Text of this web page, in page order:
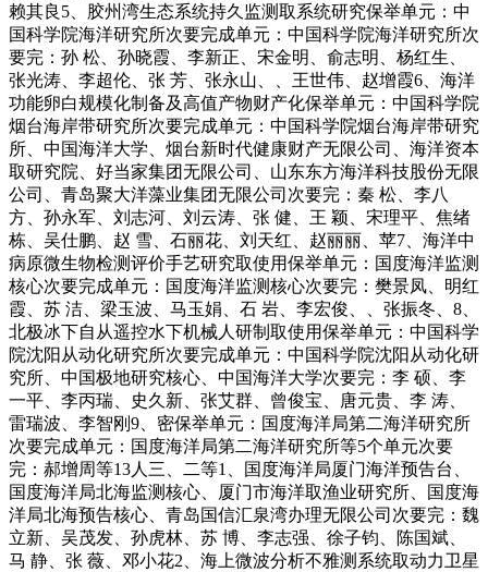
赖其良5、胶州湾生态系统持久监测取系统研究保举单元：中
国科学院海洋研究所次要完成单元：中国科学院海洋研究所次
要完：孙 松、孙晓霞、李新正、宋金明、俞志明、杨红生、
张光涛、李超伦、张 芳、张永山、、王世伟、赵增霞6、海洋
功能卵白规模化制备及高值产物财产化保举单元：中国科学院
烟台海岸带研究所次要完成单元：中国科学院烟台海岸带研究
所、中国海洋大学、烟台新时代健康财产无限公司、海洋资本
取研究院、好当家集团无限公司、山东东方海洋科技股份无限
公司、青岛聚大洋藻业集团无限公司次要完：秦 松、李八
方、孙永军、刘志河、刘云涛、张 健、王 颖、宋理平、焦绪
栋、吴仕鹏、赵 雪、石丽花、刘天红、赵丽丽、苹7、海洋中
病原微生物检测评价手艺研究取使用保举单元：国度海洋监测
核心次要完成单元：国度海洋监测核心次要完：樊景凤、明红
霞、苏 洁、梁玉波、马玉娟、石 岩、李宏俊、、张振冬、8、
北极冰下自从遥控水下机械人研制取使用保举单元：中国科学
院沈阳从动化研究所次要完成单元：中国科学院沈阳从动化研
究所、中国极地研究核心、中国海洋大学次要完：李 硕、李
一平、李丙瑞、史久新、张艾群、曾俊宝、唐元贵、李 涛、
雷瑞波、李智刚9、密保举单元：国度海洋局第二海洋研究所
次要完成单元：国度海洋局第二海洋研究所等5个单元次要
完：郝增周等13人三、二等1、国度海洋局厦门海洋预告台、
国度海洋局北海监测核心、厦门市海洋取渔业研究所、国度海
洋局北海预告核心、青岛国信汇泉湾办理无限公司次要完：魏
立新、吴茂发、孙虎林、苏 博、李志强、徐子钧、陈国斌、
马 静、张 薇、邓小花2、海上微波分析不雅测系统取动力卫星